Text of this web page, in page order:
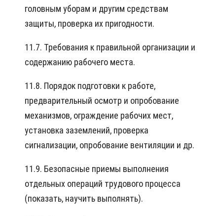
головным уборам и другим средствам
защиты, проверка их пригодности.
11.7. Требования к правильной организации и
содержанию рабочего места.
11.8. Порядок подготовки к работе,
предварительный осмотр и опробование
механизмов, ограждение рабочих мест,
установка заземлений, проверка
сигнализации, опробование вентиляции и др.
11.9. Безопасные приемы выполнения
отдельных операций трудового процесса
(показать, научить выполнять).